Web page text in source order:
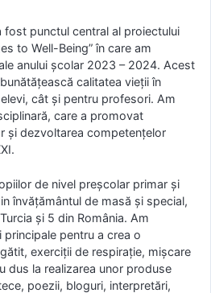
fost punctul central al proiectului
to Well-Being” în care am
anului școlar 2023 – 2024. Acest
calitatea vieții în
cât și pentru profesori. Am
care a promovat
și dezvoltarea competențelor
de nivel preșcolar primar și
învățământul de masă și special,
și 5 din România. Am
pentru a crea o
exerciții de respirație, mișcare
dus la realizarea unor produse
poezii, bloguri, interpretări,